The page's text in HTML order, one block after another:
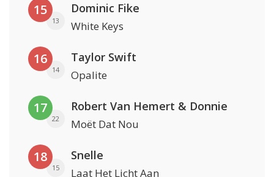
15
13
Dominic Fike
White Keys
16
14
Taylor Swift
Opalite
17
22
Robert Van Hemert & Donnie
Moët Dat Nou
18
15
Snelle
Laat Het Licht Aan